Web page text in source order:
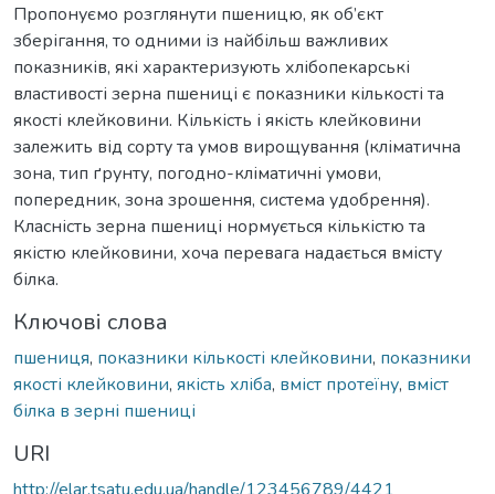
Пропонуємо розглянути пшеницю, як об’єкт
зберігання, то одними із найбільш важливих
показників, які характеризують хлібопекарські
властивості зерна пшениці є показники кількості та
якості клейковини. Кількість і якість клейковини
залежить від сорту та умов вирощування (кліматична
зона, тип ґрунту, погодно-кліматичні умови,
попередник, зона зрошення, система удобрення).
Класність зерна пшениці нормується кількістю та
якістю клейковини, хоча перевага надається вмісту
білка.
Ключові слова
пшениця, показники кількості клейковини, показники
якості клейковини, якість хліба, вміст протеїну, вміст
білка в зерні пшениці
URI